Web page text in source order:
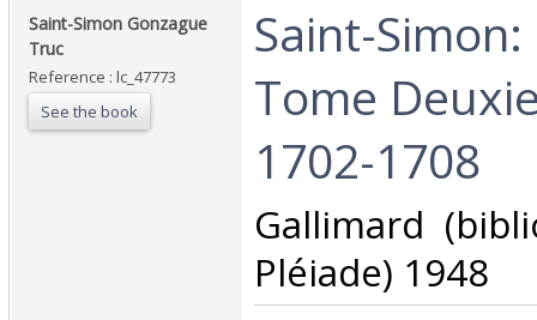
‎Saint-Simon Gonzague
Truc‎
Reference : lc_47773
See the book
‎Saint-
Tome
1702-1708‎
‎Gallimard
Pléiade) 1948‎